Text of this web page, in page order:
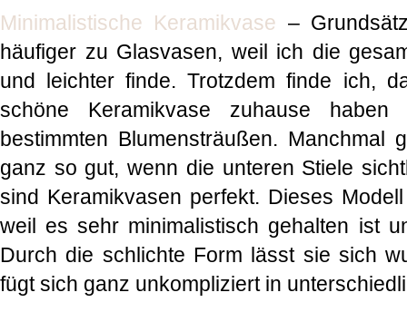
Minimalistische Keramikvase –
häufiger zu Glasvasen, weil ich die
und leichter finde. Trotzdem finde ich,
schöne Keramikvase zuhause
bestimmten Blumensträußen. Manchmal
ganz so gut, wenn die unteren Stiele
sind Keramikvasen perfekt. Dieses
weil es sehr minimalistisch gehalten ist
Durch die schlichte Form lässt sie sich
fügt sich ganz unkompliziert in